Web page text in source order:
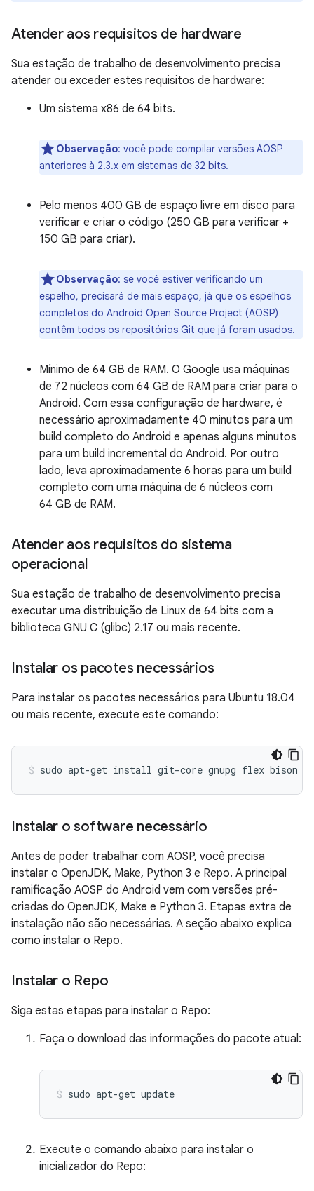
Atender aos requisitos de hardware
Sua estação de trabalho de desenvolvimento precisa
atender ou exceder estes requisitos de hardware:
Um sistema x86 de 64 bits.
Observação: você pode compilar versões AOSP
anteriores à 2.3.x em sistemas de 32 bits.
Pelo menos 400 GB de espaço livre em disco para
verificar e criar o código (250 GB para verificar +
150 GB para criar).
Observação: se você estiver verificando um
espelho, precisará de mais espaço, já que os espelhos
completos do Android Open Source Project (AOSP)
contêm todos os repositórios Git que já foram usados.
Mínimo de 64 GB de RAM. O Google usa máquinas
de 72 núcleos com 64 GB de RAM para criar para o
Android. Com essa configuração de hardware, é
necessário aproximadamente 40 minutos para um
build completo do Android e apenas alguns minutos
para um build incremental do Android. Por outro
lado, leva aproximadamente 6 horas para um build
completo com uma máquina de 6 núcleos com
64 GB de RAM.
Atender aos requisitos do sistema
operacional
Sua estação de trabalho de desenvolvimento precisa
executar uma distribuição de Linux de 64 bits com a
biblioteca GNU C (glibc) 2.17 ou mais recente.
Instalar os pacotes necessários
Para instalar os pacotes necessários para Ubuntu 18.04
ou mais recente, execute este comando:
sudo apt-get install git-core gnupg flex bison
Instalar o software necessário
Antes de poder trabalhar com AOSP, você precisa
instalar o OpenJDK, Make, Python 3 e Repo. A principal
ramificação AOSP do Android vem com versões pré-
criadas do OpenJDK, Make e Python 3. Etapas extra de
instalação não são necessárias. A seção abaixo explica
como instalar o Repo.
Instalar o Repo
Siga estas etapas para instalar o Repo:
Faça o download das informações do pacote atual:
sudo apt-get update
Execute o comando abaixo para instalar o
inicializador do Repo: